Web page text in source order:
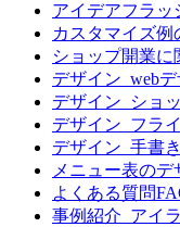
アイデアフラッ
カスタマイズ例
ショップ開業に
デザイン_web
デザイン_ショ
デザイン_フラ
デザイン_手書
メニュー表のデ
よくある質問
事例紹介_アイ